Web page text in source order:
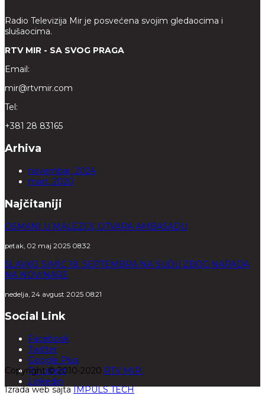
Radio Televizija Mir je posvećena svojim gledaocima i
slušaocima.
RTV MIR - SA SVOG PRAGA
Email:
mir@rtvmir.com
Tel:
+381 28 83165
Arhiva
novembar, 2024
mart, 2020
Najčitaniji
OSMANI U MALEZIJI, OTVARA AMBASADU
petak, 02 maj 2025 08:32
SLAVKO SIMIĆ 18. SEPTEMBRA NA SUDU ZBOG NAPADA
NA NOVINARE
nedelja, 24 avgust 2025 08:21
Social Link
Facebook
Twitter
Google Plus
Pinterest
Linkedin
Copyright © 2010-2020 RTV MIR.
Izrada web sajtaIMPULS TECH